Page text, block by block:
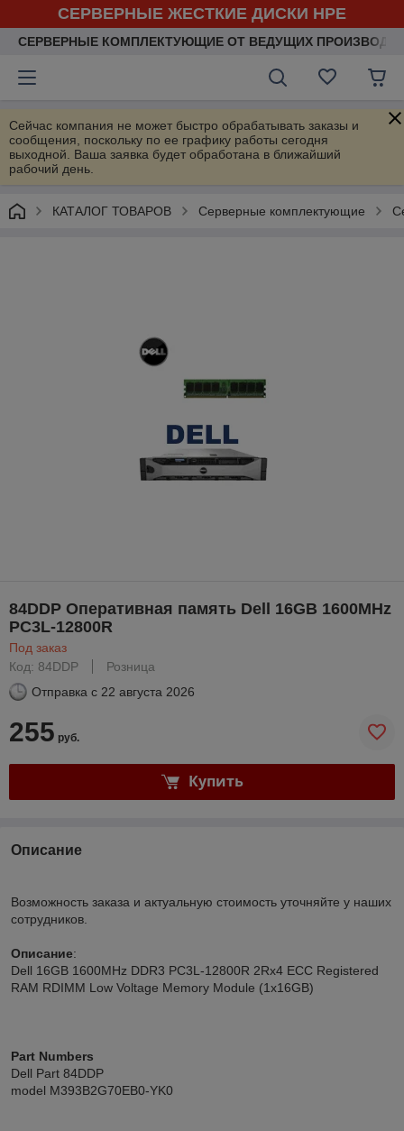
СЕРВЕРНЫЕ ЖЕСТКИЕ ДИСКИ HPE
СЕРВЕРНЫЕ КОМПЛЕКТУЮЩИЕ ОТ ВЕДУЩИХ
Сейчас компания не может быстро обрабатывать заказы и
сообщения, поскольку по ее графику работы сегодня
выходной. Ваша заявка будет обработана в ближайший
рабочий день.
КАТАЛОГ ТОВАРОВ Серверные комплектующие
84DDP Оперативная память Dell 16GB 1600MHz
PC3L-12800R
Под заказ
Код: 84DDP
Розница
Отправка с 22 августа 2026
255 руб.
Купить
Описание
Возможность заказа и актуальную стоимость уточняйте у наших
сотрудников.
Описание:
Dell 16GB 1600MHz DDR3 PC3L-12800R 2Rx4 ECC Registered
RAM RDIMM Low Voltage Memory Module (1x16GB)
Part Numbers
Dell Part 84DDP
model M393B2G70EB0-YK0